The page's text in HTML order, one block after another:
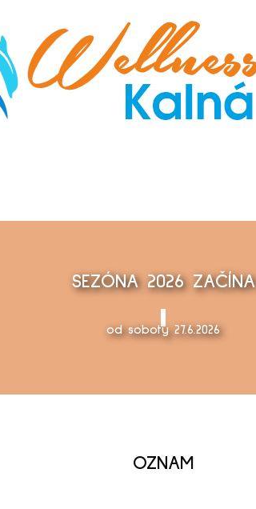
SEZÓNA 2026 ZAČÍNA
od soboty 27.6.2026
OZNAM